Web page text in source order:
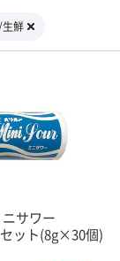
生鮮
サワー
ット(8g×30個)